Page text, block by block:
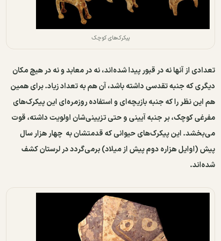
پیکرک‌های کوچک
تعدادی از آنها نه در قبور پیدا شده‌اند، نه در معابد و نه در هیچ مکان
دیگری که جنبه تقدسی داشته باشد، آن هم به تعداد زیاد. برای همین
هم این نظر را که جنبه بازیچه‌ای و استفاده روزمره‌ای این پیکرک‌های
مفرغی کوچک، بر جنبه آیینی و حتی تزیینی‌شان اولویت داشته، قوت
می‌بخشد. این پیکرک‌های حیوانی که قدمتشان به چهار هزار سال
پیش (اوایل هزاره دوم پیش ‌از میلاد) برمی‌گردد در لرستان کشف
شده‌اند.